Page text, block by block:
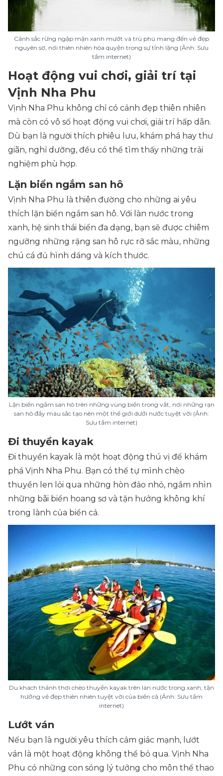
Cảnh sắc rừng ngập mặn xanh mướt và trù phú mang đến vẻ đẹp
nguyên sơ, nơi thiên nhiên hòa quyện trong sự tĩnh lặng (Ảnh: Sưu
tầm internet)
Hoạt động vui chơi, giải trí tại
Vịnh Nha Phu
Vịnh Nha Phu không chỉ có cảnh đẹp thiên nhiên
mà còn có vô số hoạt động vui chơi, giải trí hấp dẫn.
Dù bạn là người thích phiêu lưu, khám phá hay thư
giãn, nghỉ dưỡng, đều có thể tìm thấy những trải
nghiệm phù hợp.
Lặn biển ngắm san hô
Vịnh Nha Phu là thiên đường cho những ai yêu
thích lặn biển ngắm san hô. Với làn nước trong
xanh, hệ sinh thái biển đa dạng, bạn sẽ được chiêm
ngưỡng những rặng san hô rực rỡ sắc màu, những
chú cá đủ hình dáng và kích thước.
Lặn biển ngắm san hô trên những vùng biển trong vắt, nơi những rạn
san hô đầy màu sắc tạo nên một thế giới dưới nước tuyệt vời (Ảnh:
Sưu tầm internet)
Đi thuyền kayak
Đi thuyền kayak là một hoạt động thú vị để khám
phá Vịnh Nha Phu. Bạn có thể tự mình chèo
thuyền len lỏi qua những hòn đảo nhỏ, ngắm nhìn
những bãi biển hoang sơ và tận hưởng không khí
trong lành của biển cả.
Du khách thảnh thơi chèo thuyền kayak trên làn nước trong xanh, tận
hưởng vẻ đẹp thiên nhiên tuyệt vời của biển cả (Ảnh: Sưu tầm
internet)
Lướt ván
Nếu bạn là người yêu thích cảm giác mạnh, lướt
ván là một hoạt động không thể bỏ qua. Vịnh Nha
Phu có những con sóng lý tưởng cho môn thể thao